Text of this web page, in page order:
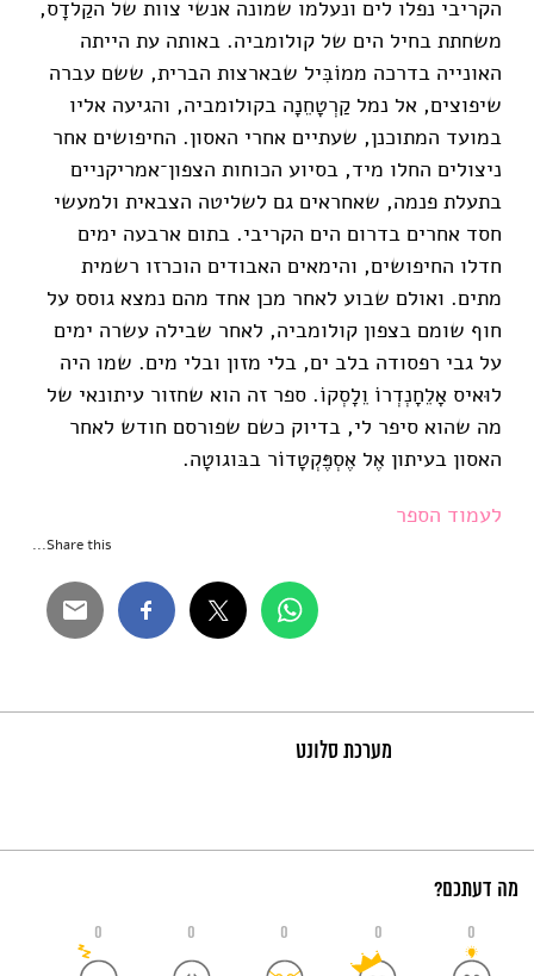
הקריבי נפלו לים ונעלמו שמונה אנשי צוות של הקַלדָס,
משחתת בחיל הים של קולומביה. באותה עת הייתה
האונייה בדרכה ממוֹבִּיל שבארצות הברית, ששם עברה
שיפוצים, אל נמל קַרְטָחֵנָה בקולומביה, והגיעה אליו
במועד המתוכנן, שעתיים אחרי האסון. החיפושים אחר
ניצולים החלו מיד, בסיוע הכוחות הצפון־אמריקניים
בתעלת פנמה, שאחראים גם לשליטה הצבאית ולמעשי
חסד אחרים בדרום הים הקריבי. בתום ארבעה ימים
חדלו החיפושים, והימאים האבודים הוכרזו רשמית
מתים. ואולם שבוע לאחר מכן אחד מהם נמצא גוסס על
חוף שומם בצפון קולומביה, לאחר שבילה עשרה ימים
על גבי רפסודה בלב ים, בלי מזון ובלי מים. שמו היה
לוּאיס אָלֵחָנְדְרוֺ וֵלָסְקוֺ. ספר זה הוא שחזור עיתונאי של
מה שהוא סיפר לי, בדיוק כשם שפורסם חודש לאחר
האסון בעיתון אֶל אֶסְפֶּקְטָדוֺר בבּוגוטָה.
לעמוד הספר
Share this...
מערכת סלונט
מה דעתכם?
0 0 0 0 0